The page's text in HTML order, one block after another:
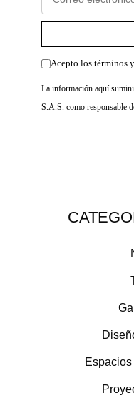
Acepto los términos
La información aquí
S.A.S. como responsable